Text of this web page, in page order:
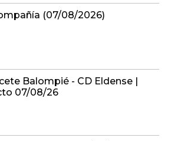
(07/08/2026)
Balompié - CD Eldense |
07/08/26